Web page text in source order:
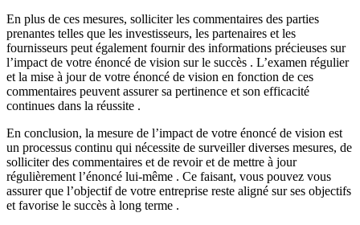
En plus de ces mesures, solliciter les commentaires des parties
prenantes telles que les investisseurs, les partenaires et les
fournisseurs peut également fournir des informations précieuses sur
l’impact de votre énoncé de vision sur le succès . L’examen régulier
et la mise à jour de votre énoncé de vision en fonction de ces
commentaires peuvent assurer sa pertinence et son efficacité
continues dans la réussite .
En conclusion, la mesure de l’impact de votre énoncé de vision est
un processus continu qui nécessite de surveiller diverses mesures, de
solliciter des commentaires et de revoir et de mettre à jour
régulièrement l’énoncé lui-même . Ce faisant, vous pouvez vous
assurer que l’objectif de votre entreprise reste aligné sur ses objectifs
et favorise le succès à long terme .